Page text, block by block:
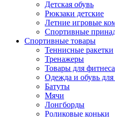
Детская обувь
Рюкзаки детские
Летние игровые
Спортивные
Спортивные товары
Теннисные ракетки
Тренажеры
Товары для фитнеса
Одежда и обувь для
Батуты
Мячи
Лонгборды
Роликовые коньки